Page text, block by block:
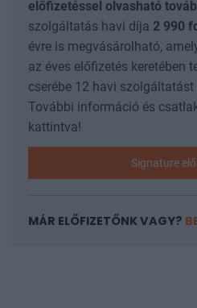
előfizetéssel olvasható
szolgáltatás havi díja 2 990
évre is megvásárolható,
az éves előfizetés keretében
cserébe 12 havi
További információ és
kattintva!
Signature
MÁR ELŐFIZETŐNK VAGY?